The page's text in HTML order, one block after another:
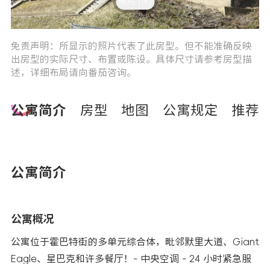
免责声明：所显示的照片代表了此房型。但不能准确反映
出房型的实际尺寸、布置或陈设。具体尺寸请参考房型描
述，详细布局请向番茄咨询。
公寓简介 房型 地图 公寓规定 推荐
公寓简介
公寓概况
公寓位于霍巴特街的多单元综合体，毗邻默里大道、Giant
Eagle、星巴克和许多餐厅！- 中央空调 - 24 小时紧急服